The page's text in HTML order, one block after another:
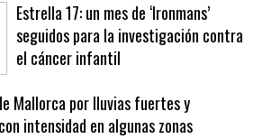
Estrella 17: un mes de ‘Ironmans’
seguidos para la investigación contra
el cáncer infantil
Mallorca por lluvias fuertes y
intensidad en algunas zonas